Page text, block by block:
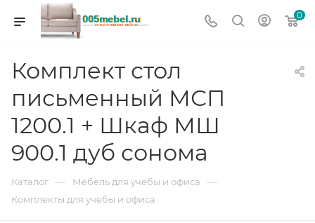
0
Комплект стол
письменный МСП
1200.1 + Шкаф МШ
900.1 дуб сонома
Каталог — Мебель для учебы и офиса —
Комплекты для учебы и офиса